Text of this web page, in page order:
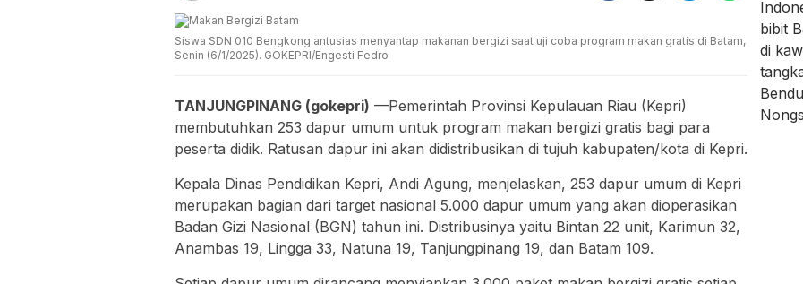
Siswa SDN 010 Bengkong antusias menyantap makanan bergizi saat uji coba program makan gratis di Batam,
Senin (6/1/2025). GOKEPRI/Engesti Fedro
TANJUNGPINANG (gokepri) —Pemerintah Provinsi Kepulauan Riau (Kepri)
membutuhkan 253 dapur umum untuk program makan bergizi gratis bagi para
peserta didik. Ratusan dapur ini akan didistribusikan di tujuh kabupaten/kota di Kepri.
Kepala Dinas Pendidikan Kepri, Andi Agung, menjelaskan, 253 dapur umum di Kepri
merupakan bagian dari target nasional 5.000 dapur umum yang akan dioperasikan
Badan Gizi Nasional (BGN) tahun ini. Distribusinya yaitu Bintan 22 unit, Karimun 32,
Anambas 19, Lingga 33, Natuna 19, Tanjungpinang 19, dan Batam 109.